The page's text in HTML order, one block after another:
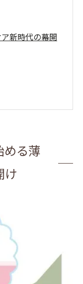
新時代の幕開
新技術
毛対策の秘密
イズケア
アの違い
める薄
け